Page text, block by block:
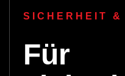
SICHERHEIT &
Für